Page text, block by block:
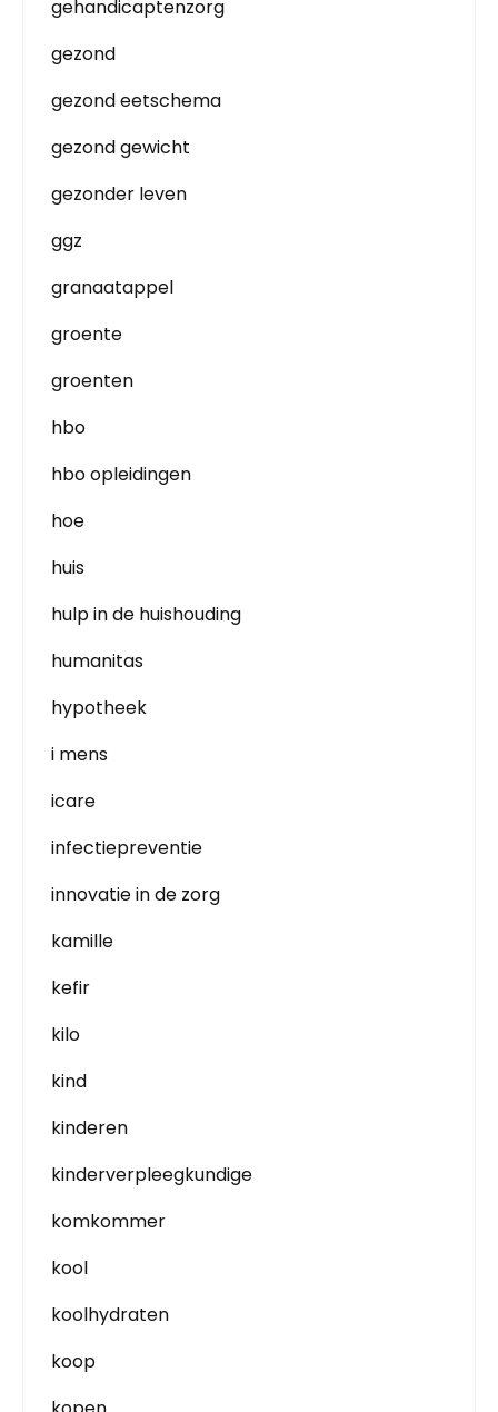
gehandicaptenzorg
gezond
gezond eetschema
gezond gewicht
gezonder leven
ggz
granaatappel
groente
groenten
hbo
hbo opleidingen
hoe
huis
hulp in de huishouding
humanitas
hypotheek
i mens
icare
infectiepreventie
innovatie in de zorg
kamille
kefir
kilo
kind
kinderen
kinderverpleegkundige
komkommer
kool
koolhydraten
koop